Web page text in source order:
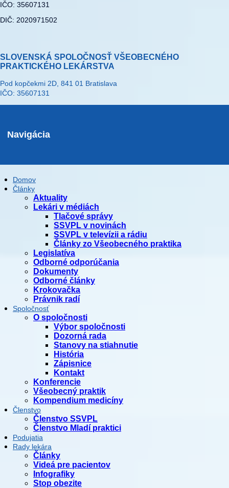
IČO: 35607131
DIČ: 2020971502
SLOVENSKÁ SPOLOČNOSŤ VŠEOBECNÉHO
PRAKTICKÉHO LEKÁRSTVA
Pod kopčekmi 2D, 841 01 Bratislava
IČO: 35607131
Navigácia
Domov
Články
Aktuality
Lekári v médiách
Tlačové správy
SSVPL v novinách
SSVPL v televízii a rádiu
Články zo Všeobecného praktika
Legislatíva
Odborné odporúčania
Dokumenty
Odborné články
Krokovačka
Právnik radí
Spoločnosť
O spoločnosti
Výbor spoločnosti
Dozorná rada
Stanovy na stiahnutie
História
Zápisnice
Kontakt
Konferencie
Všeobecný praktik
Kompendium medicíny
Členstvo
Členstvo SSVPL
Členstvo Mladí praktici
Podujatia
Rady lekára
Články
Videá pre pacientov
Infografiky
Stop obezite